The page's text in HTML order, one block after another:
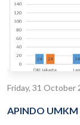
Friday, 31 October
APINDO